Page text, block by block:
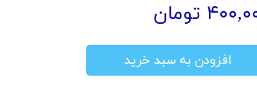
تومان
افزودن به سبد خرید